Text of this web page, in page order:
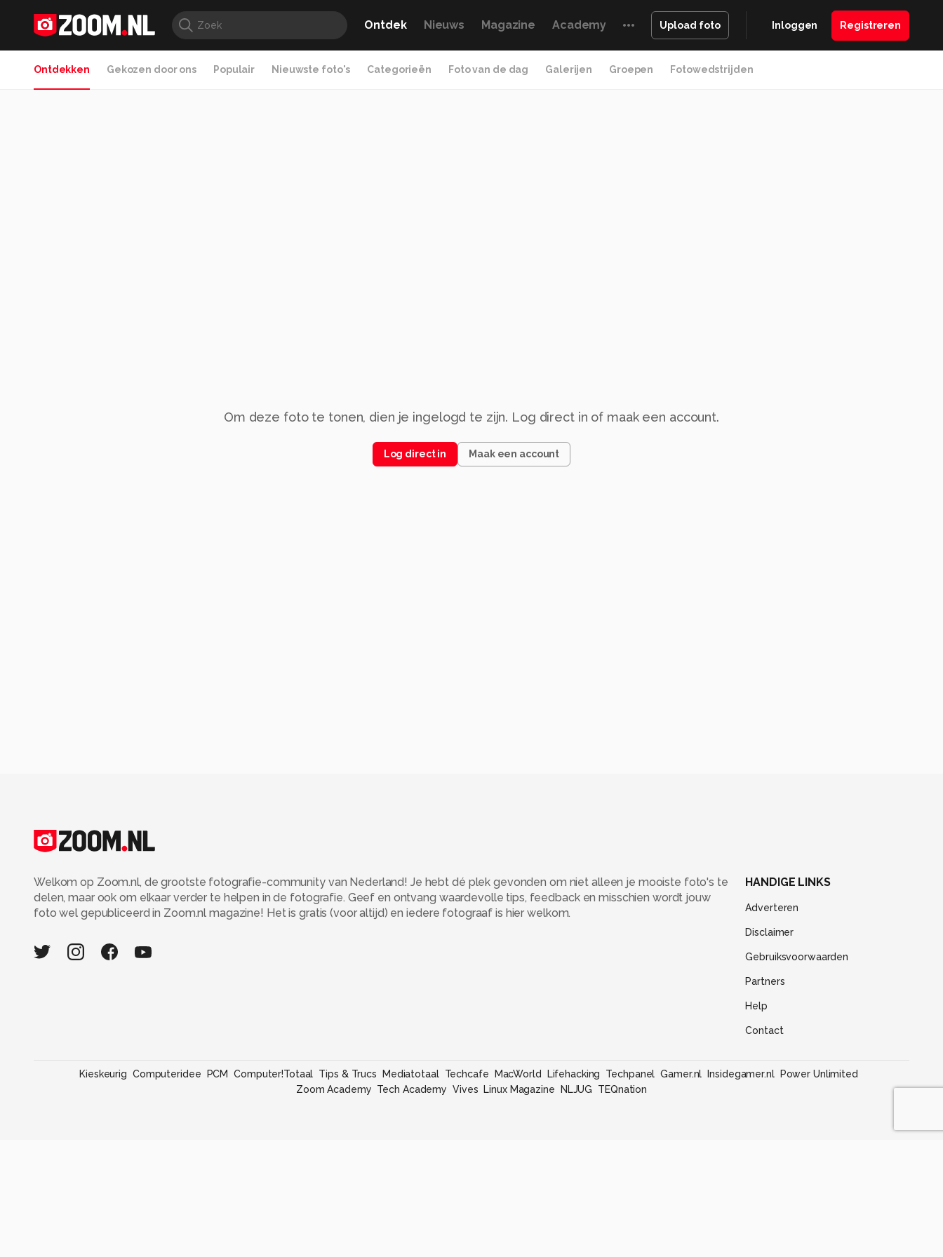
Ontdek Nieuws Magazine Academy Upload foto Inloggen Registreren
Ontdekken Gekozen door ons Populair Nieuwste foto's Categorieën Foto van de dag Galerijen Groepen Fotowedstrijden
Om deze foto te tonen, dien je ingelogd te zijn. Log direct in of maak een account.
Log direct in Maak een account
Welkom op Zoom.nl, de grootste fotografie-community van Nederland! Je hebt dé plek gevonden om niet alleen je mooiste foto's te
delen, maar ook om elkaar verder te helpen in de fotografie. Geef en ontvang waardevolle tips, feedback en misschien wordt jouw
foto wel gepubliceerd in Zoom.nl magazine! Het is gratis (voor altijd) en iedere fotograaf is hier welkom.
HANDIGE LINKS
Adverteren
Disclaimer
Gebruiksvoorwaarden
Partners
Help
Contact
Kieskeurig Computeridee PCM Computer!Totaal Tips & Trucs Mediatotaal Techcafe MacWorld Lifehacking Techpanel Gamer.nl Insidegamer.nl
Power Unlimited
Zoom Academy Tech Academy Vives Linux Magazine NLJUG TEQnation